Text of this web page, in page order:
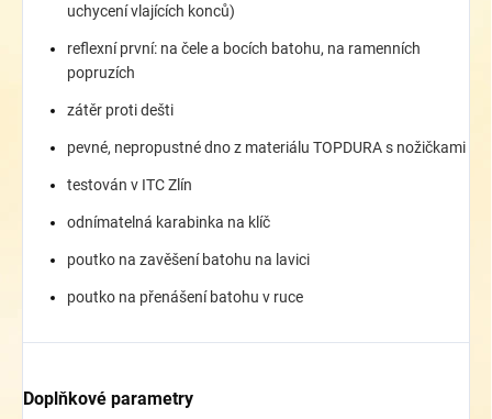
uchycení vlajících konců)
reflexní první: na čele a bocích batohu, na ramenních
popruzích
zátěr proti dešti
pevné, nepropustné dno z materiálu TOPDURA s nožičkami
testován v ITC Zlín
odnímatelná karabinka na klíč
poutko na zavěšení batohu na lavici
poutko na přenášení batohu v ruce
Doplňkové parametry